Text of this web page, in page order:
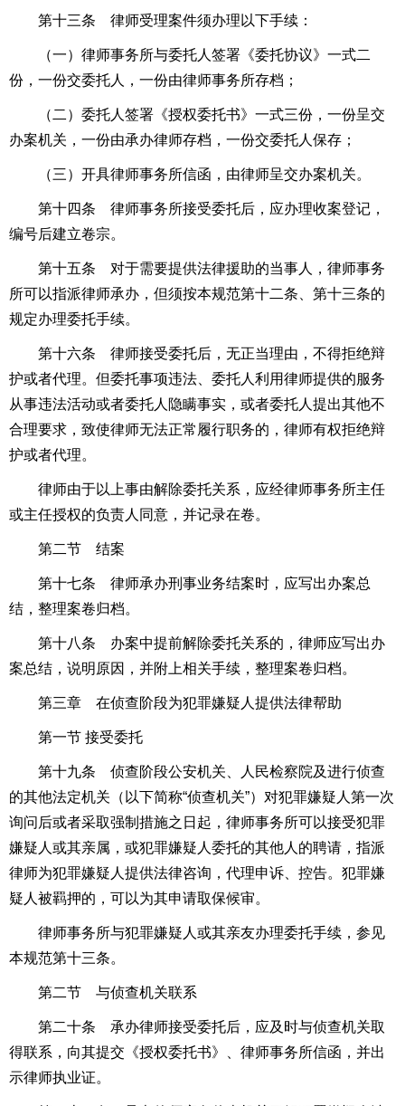
第十三条 律师受理案件须办理以下手续：
（一）律师事务所与委托人签署《委托协议》一式二
份，一份交委托人，一份由律师事务所存档；
（二）委托人签署《授权委托书》一式三份，一份呈交
办案机关，一份由承办律师存档，一份交委托人保存；
（三）开具律师事务所信函，由律师呈交办案机关。
第十四条 律师事务所接受委托后，应办理收案登记，
编号后建立卷宗。
第十五条 对于需要提供法律援助的当事人，律师事务
所可以指派律师承办，但须按本规范第十二条、第十三条的
规定办理委托手续。
第十六条 律师接受委托后，无正当理由，不得拒绝辩
护或者代理。但委托事项违法、委托人利用律师提供的服务
从事违法活动或者委托人隐瞒事实，或者委托人提出其他不
合理要求，致使律师无法正常履行职务的，律师有权拒绝辩
护或者代理。
律师由于以上事由解除委托关系，应经律师事务所主任
或主任授权的负责人同意，并记录在卷。
第二节 结案
第十七条 律师承办刑事业务结案时，应写出办案总
结，整理案卷归档。
第十八条 办案中提前解除委托关系的，律师应写出办
案总结，说明原因，并附上相关手续，整理案卷归档。
第三章 在侦查阶段为犯罪嫌疑人提供法律帮助
第一节 接受委托
第十九条 侦查阶段公安机关、人民检察院及进行侦查
的其他法定机关（以下简称“侦查机关”）对犯罪嫌疑人第一次
询问后或者采取强制措施之日起，律师事务所可以接受犯罪
嫌疑人或其亲属，或犯罪嫌疑人委托的其他人的聘请，指派
律师为犯罪嫌疑人提供法律咨询，代理申诉、控告。犯罪嫌
疑人被羁押的，可以为其申请取保候审。
律师事务所与犯罪嫌疑人或其亲友办理委托手续，参见
本规范第十三条。
第二节 与侦查机关联系
第二十条 承办律师接受委托后，应及时与侦查机关取
得联系，向其提交《授权委托书》、律师事务所信函，并出
示律师执业证。